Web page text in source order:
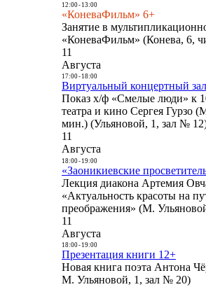
12:00- 13:00
«КоневаФильм» 6+
Занятие в
«КоневаФильм» (Конева, 6,
11
Августа
17:00- 18:00
Виртуальный концертный
Показ х/ф «Смелые люди» к
театра и кино Сергея Гурзо
мин.) (Ульяновой, 1, зал №
11
Августа
18:00- 19:00
«Заоникиевские
Лекция диакона Артемия
«Актуальность красоты на
преображения» (М.
11
Августа
18:00- 19:00
Презентация книги 12+
Новая книга поэта Антона
М. Ульяновой, 1, зал № 20)